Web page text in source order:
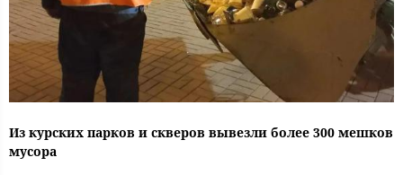
Из курских парков и скверов вывезли более 300 мешков
мусора